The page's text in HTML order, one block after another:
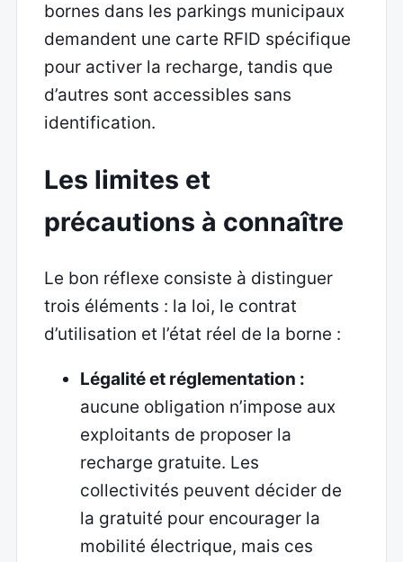
bornes dans les parkings municipaux
demandent une carte RFID spécifique
pour activer la recharge, tandis que
d’autres sont accessibles sans
identification.
Les limites et
précautions à connaître
Le bon réflexe consiste à distinguer
trois éléments : la loi, le contrat
d’utilisation et l’état réel de la borne :
Légalité et réglementation :
aucune obligation n’impose aux
exploitants de proposer la
recharge gratuite. Les
collectivités peuvent décider de
la gratuité pour encourager la
mobilité électrique, mais ces